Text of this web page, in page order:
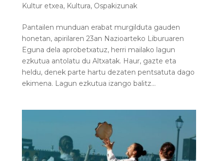
Kultur etxea, Kultura, Ospakizunak
Pantailen munduan erabat murgilduta gauden
honetan, apirilaren 23an Nazioarteko Liburuaren
Eguna dela aprobetxatuz, herri mailako lagun
ezkutua antolatu du Altxatak. Haur, gazte eta
heldu, denek parte hartu dezaten pentsatuta dago
ekimena. Lagun ezkutua izango balitz...